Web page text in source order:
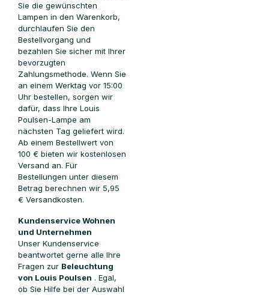
Sie die gewünschten
Lampen in den Warenkorb,
durchlaufen Sie den
Bestellvorgang und
bezahlen Sie sicher mit Ihrer
bevorzugten
Zahlungsmethode. Wenn Sie
an einem Werktag vor 15:00
Uhr bestellen, sorgen wir
dafür, dass Ihre Louis
Poulsen-Lampe am
nächsten Tag geliefert wird.
Ab einem Bestellwert von
100 € bieten wir kostenlosen
Versand an. Für
Bestellungen unter diesem
Betrag berechnen wir 5,95
€ Versandkosten.
Kundenservice Wohnen
und Unternehmen
Unser Kundenservice
beantwortet gerne alle Ihre
Fragen zur Beleuchtung
von Louis Poulsen . Egal,
ob Sie Hilfe bei der Auswahl